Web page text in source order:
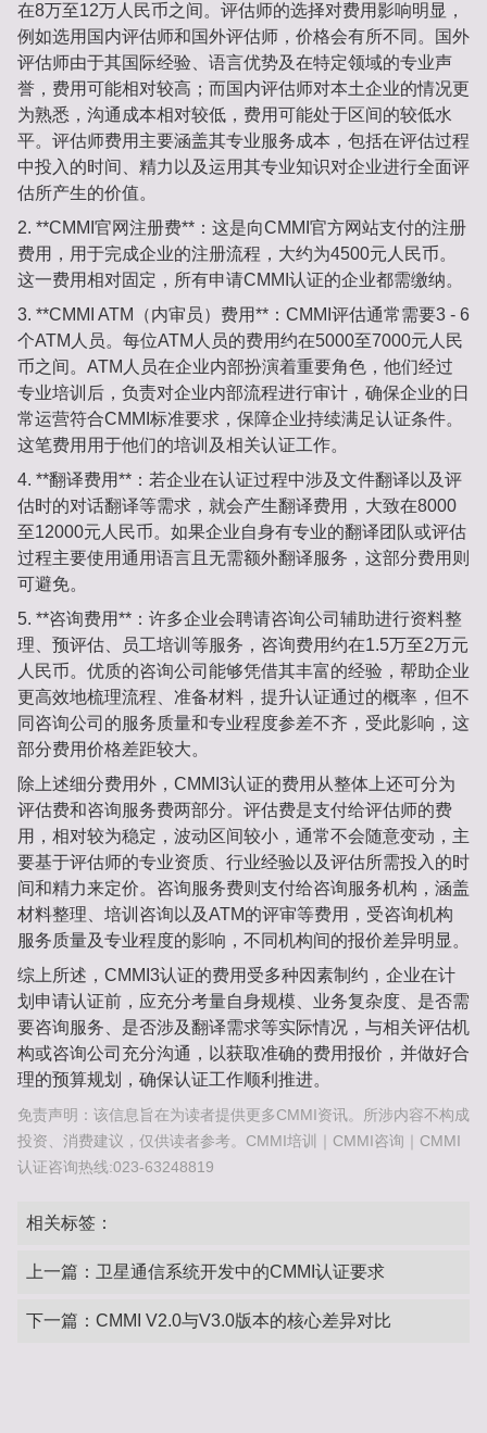
在8万至12万人民币之间。评估师的选择对费用影响明显，
例如选用国内评估师和国外评估师，价格会有所不同。国外
评估师由于其国际经验、语言优势及在特定领域的专业声
誉，费用可能相对较高；而国内评估师对本土企业的情况更
为熟悉，沟通成本相对较低，费用可能处于区间的较低水
平。评估师费用主要涵盖其专业服务成本，包括在评估过程
中投入的时间、精力以及运用其专业知识对企业进行全面评
估所产生的价值。
2. **CMMI官网注册费**： 这是向CMMI官方网站支付的注册
费用，用于完成企业的注册流程，大约为4500元人民币。
这一费用相对固定，所有申请CMMI认证的企业都需缴纳。
3. **CMMI ATM（内审员）费用**： CMMI评估通常需要3 - 6
个ATM人员。每位ATM人员的费用约在5000至7000元人民
币之间。ATM人员在企业内部扮演着重要角色，他们经过
专业培训后，负责对企业内部流程进行审计，确保企业的日
常运营符合CMMI标准要求，保障企业持续满足认证条件。
这笔费用用于他们的培训及相关认证工作。
4. **翻译费用**： 若企业在认证过程中涉及文件翻译以及评
估时的对话翻译等需求，就会产生翻译费用，大致在8000
至12000元人民币。如果企业自身有专业的翻译团队或评估
过程主要使用通用语言且无需额外翻译服务，这部分费用则
可避免。
5. **咨询费用**： 许多企业会聘请咨询公司辅助进行资料整
理、预评估、员工培训等服务，咨询费用约在1.5万至2万元
人民币。优质的咨询公司能够凭借其丰富的经验，帮助企业
更高效地梳理流程、准备材料，提升认证通过的概率，但不
同咨询公司的服务质量和专业程度参差不齐，受此影响，这
部分费用价格差距较大。
除上述细分费用外，CMMI3认证的费用从整体上还可分为
评估费和咨询服务费两部分。评估费是支付给评估师的费
用，相对较为稳定，波动区间较小，通常不会随意变动，主
要基于评估师的专业资质、行业经验以及评估所需投入的时
间和精力来定价。咨询服务费则支付给咨询服务机构，涵盖
材料整理、培训咨询以及ATM的评审等费用，受咨询机构
服务质量及专业程度的影响，不同机构间的报价差异明显。
综上所述，CMMI3认证的费用受多种因素制约，企业在计
划申请认证前，应充分考量自身规模、业务复杂度、是否需
要咨询服务、是否涉及翻译需求等实际情况，与相关评估机
构或咨询公司充分沟通，以获取准确的费用报价，并做好合
理的预算规划，确保认证工作顺利推进。
免责声明：该信息旨在为读者提供更多CMMI资讯。所涉内容不构成
投资、消费建议，仅供读者参考。CMMI培训｜CMMI咨询｜CMMI
认证咨询热线:023-63248819
相关标签：
上一篇： 卫星通信系统开发中的CMMI认证要求
下一篇： CMMI V2.0与V3.0版本的核心差异对比